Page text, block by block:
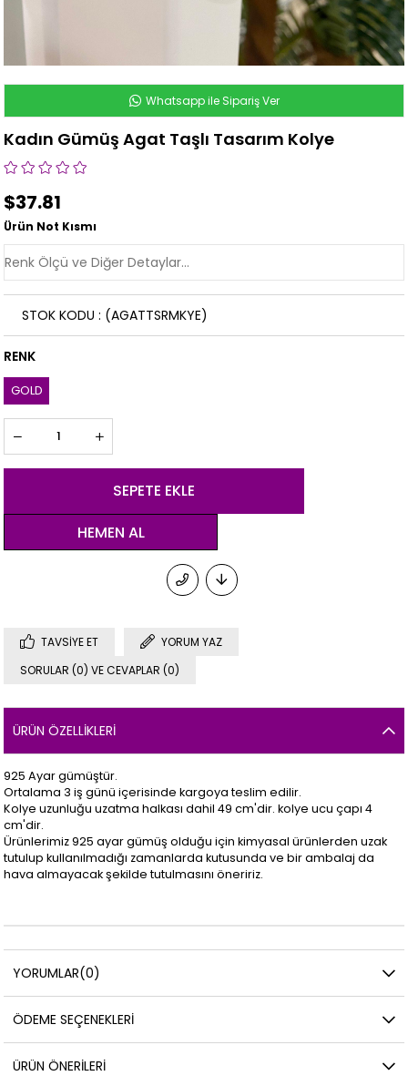
Whatsapp ile Sipariş Ver
Kadın Gümüş Agat Taşlı Tasarım Kolye
$37.81
Ürün Not Kısmı
(AGATTSRMKYE)
STOK KODU
RENK
GOLD
TAVSIYE ET
YORUM YAZ
SORULAR (0) VE CEVAPLAR (0)
ÜRÜN ÖZELLIKLERI
925 Ayar gümüştür.
Ortalama 3 iş günü içerisinde kargoya teslim edilir.
Kolye uzunluğu uzatma halkası dahil 49 cm'dir. kolye ucu çapı 4
cm'dir.
Ürünlerimiz 925 ayar gümüş olduğu için kimyasal ürünlerden uzak
tutulup kullanılmadığı zamanlarda kutusunda ve bir ambalaj da
hava almayacak şekilde tutulmasını öneririz.
YORUMLAR(0)
ÖDEME SEÇENEKLERI
ÜRÜN ÖNERILERI